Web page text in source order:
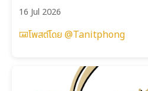
16 Jul 2026
โพสต์โดย @Tanitphong